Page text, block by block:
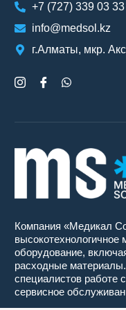
+7 (727) 339 03 33
info@medsol.kz
г.Алматы, мкр.
Компания «Медикал
высокотехнологичное
оборудование,
расходные
специалистов работе
сервисное